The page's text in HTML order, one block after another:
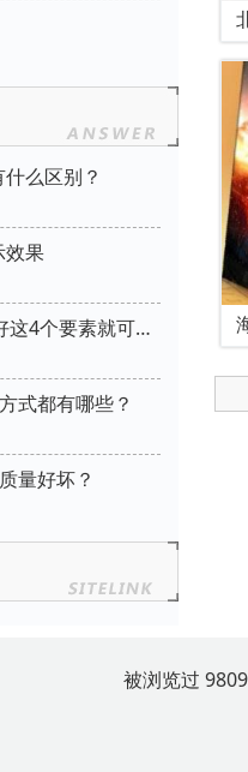
么区别？
效果
如何让显示屏变的高清，掌握好这4个要素就可以了
式都有哪些？
量好坏？
被浏览过